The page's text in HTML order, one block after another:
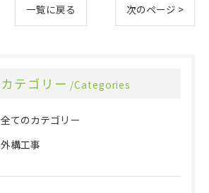
一覧に戻る 次のページ >
カテゴリー Categories
全てのカテゴリー
外構工事